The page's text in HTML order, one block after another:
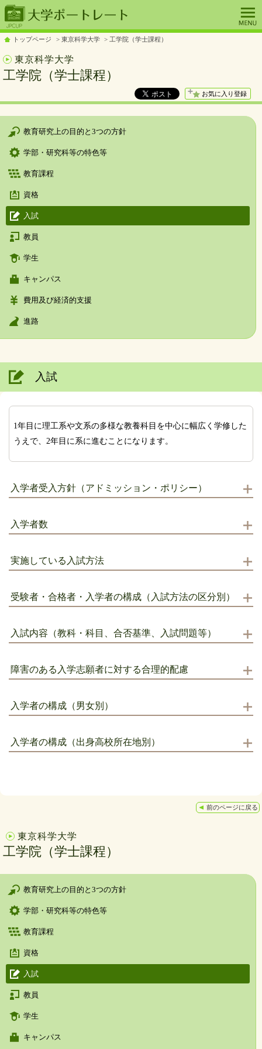
トップページ 東京科学大学 工学院（学士課程）
東京科学大学
工学院（学士課程）
お気に入り登録
教育研究上の目的と3つの方針
学部・研究科等の特色等
教育課程
資格
入試
教員
学生
キャンパス
費用及び経済的支援
進路
入試
1年目に理工系や文系の多様な教養科目を中心に幅広く学修した
うえで、2年目に系に進むことになります。
入学者受入方針（アドミッション・ポリシー）
入学者数
実施している入試方法
受験者・合格者・入学者の構成（入試方法の区分別）
入試内容（教科・科目、合否基準、入試問題等）
障害のある入学志願者に対する合理的配慮
入学者の構成（男女別）
入学者の構成（出身高校所在地別）
前のページに戻る
東京科学大学
工学院（学士課程）
教育研究上の目的と3つの方針
学部・研究科等の特色等
教育課程
資格
入試
教員
学生
キャンパス